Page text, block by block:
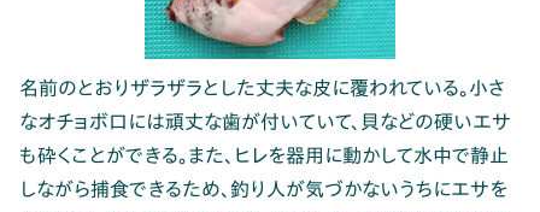
名前のとおりザラザラとした丈夫な皮に覆われている。小さ
なオチョボ口には頑丈な歯が付いていて、貝などの硬いエサ
も砕くことができる。また、ヒレを器用に動かして水中で静止
しながら捕食できるため、釣り人が気づかないうちにエサを